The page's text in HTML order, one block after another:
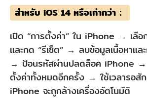
สำหรับ iOS 14 หรือเก่ากว่า：
เปิด “การตั้งค่า” ใน iPhone → เลือ
และกด “รีเซ็ต” → ลบข้อมูลเนื้อหาแ
→ ป้อนรหัสผ่านปลดล็อค iPhone →
ตั้งค่าทั้งหมดอีกครั้ง → ใช้เวลารอสั
iPhone จะถูกล้างเครื่องอัตโนมัติ